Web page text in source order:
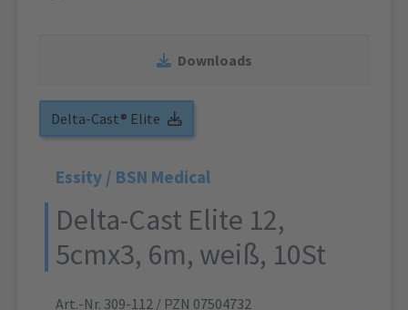
Downloads
Delta-Cast® Elite
Essity / BSN Medical
Delta-Cast Elite 12,
5cmx3, 6m, weiß, 10St
Art.-Nr. 309-112 / PZN 07504732